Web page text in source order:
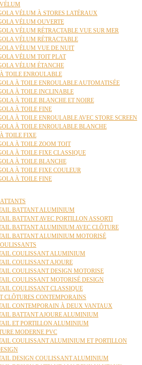
VÉLUM À STORES LATÉRAUX
VÉLUM OUVERTE
VÉLUM RÉTRACTABLE VUE SUR MER
VÉLUM RÉTRACTABLE
VÉLUM VUE DE NUIT
VÉLUM TOIT PLAT
VÉLUM ÉTANCHE
TOILE ENROULABLE
À TOILE ENROULABLE AUTOMATISÉE
À TOILE INCLINABLE
À TOILE BLANCHE ET NOIRE
À TOILE FINE
À TOILE ENROULABLE AVEC STORE SCREEN
À TOILE ENROULABLE BLANCHE
TOILE FIXE
À TOILE ZOOM TOIT
À TOILE FIXE CLASSIQUE
À TOILE BLANCHE
À TOILE FIXE COULEUR
À TOILE FINE
BATTANT ALUMINIUM
BATTANT AVEC PORTILLON ASSORTI
BATTANT ALUMINIUM AVEC CLÔTURE
BATTANT ALUMINIUM MOTORISÉ
COULISSANT ALUMINIUM
COULISSANT AJOURE
COULISSANT DESIGN MOTORISE
COULISSANT MOTORISÉ DESIGN
COULISSANT CLASSIQUE
CLÔTURES CONTEMPORAINS
CONTEMPORAIN À DEUX VANTAUX
BATTANT AJOURE ALUMINIUM
ET PORTILLON ALUMINIUM
MODERNE PVC
COULISSANT ALUMINIUM ET PORTILLON
DESIGN COULISSANT ALUMINIUM